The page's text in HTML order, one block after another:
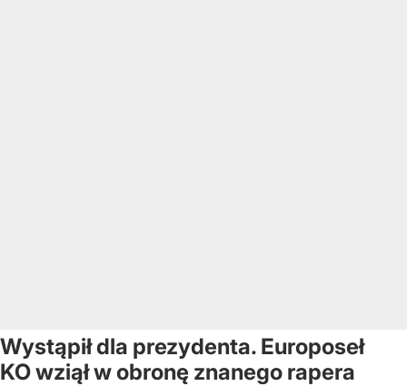
Wystąpił dla prezydenta. Europoseł
KO wziął w obronę znanego rapera